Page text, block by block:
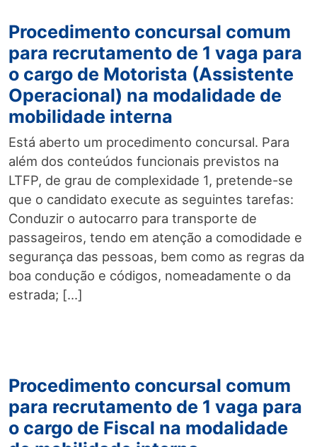
Procedimento concursal comum
para recrutamento de 1 vaga para
o cargo de Motorista (Assistente
Operacional) na modalidade de
mobilidade interna
Está aberto um procedimento concursal. Para
além dos conteúdos funcionais previstos na
LTFP, de grau de complexidade 1, pretende-se
que o candidato execute as seguintes tarefas:
Conduzir o autocarro para transporte de
passageiros, tendo em atenção a comodidade e
segurança das pessoas, bem como as regras da
boa condução e códigos, nomeadamente o da
estrada; […]
Procedimento concursal comum
para recrutamento de 1 vaga para
o cargo de Fiscal na modalidade